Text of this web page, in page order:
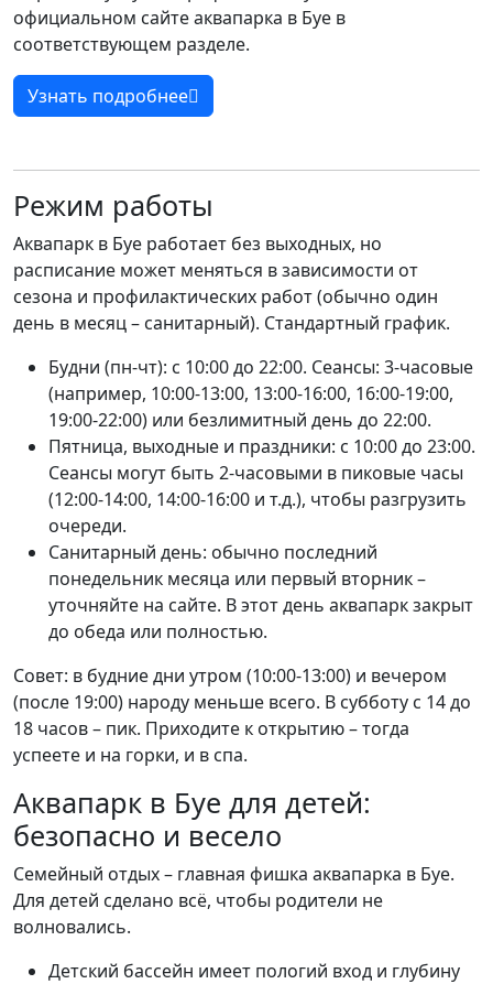
официальном сайте аквапарка в Буе в
соответствующем разделе.
Узнать подробнее
Режим работы
Аквапарк в Буе работает без выходных, но
расписание может меняться в зависимости от
сезона и профилактических работ (обычно один
день в месяц – санитарный). Стандартный график.
Будни (пн-чт): с 10:00 до 22:00. Сеансы: 3-часовые
(например, 10:00-13:00, 13:00-16:00, 16:00-19:00,
19:00-22:00) или безлимитный день до 22:00.
Пятница, выходные и праздники: с 10:00 до 23:00.
Сеансы могут быть 2-часовыми в пиковые часы
(12:00-14:00, 14:00-16:00 и т.д.), чтобы разгрузить
очереди.
Санитарный день: обычно последний
понедельник месяца или первый вторник –
уточняйте на сайте. В этот день аквапарк закрыт
до обеда или полностью.
Совет: в будние дни утром (10:00-13:00) и вечером
(после 19:00) народу меньше всего. В субботу с 14 до
18 часов – пик. Приходите к открытию – тогда
успеете и на горки, и в спа.
Аквапарк в Буе для детей:
безопасно и весело
Семейный отдых – главная фишка аквапарка в Буе.
Для детей сделано всё, чтобы родители не
волновались.
Детский бассейн имеет пологий вход и глубину